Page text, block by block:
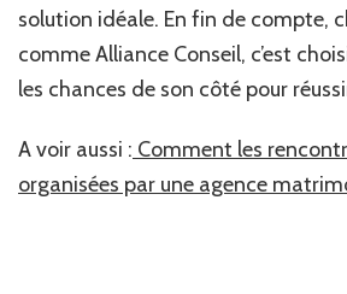
solution idéale. En fin de compte,
comme Alliance Conseil, c’est
les chances de son côté pour
A voir aussi : Comment les
organisées par une agence